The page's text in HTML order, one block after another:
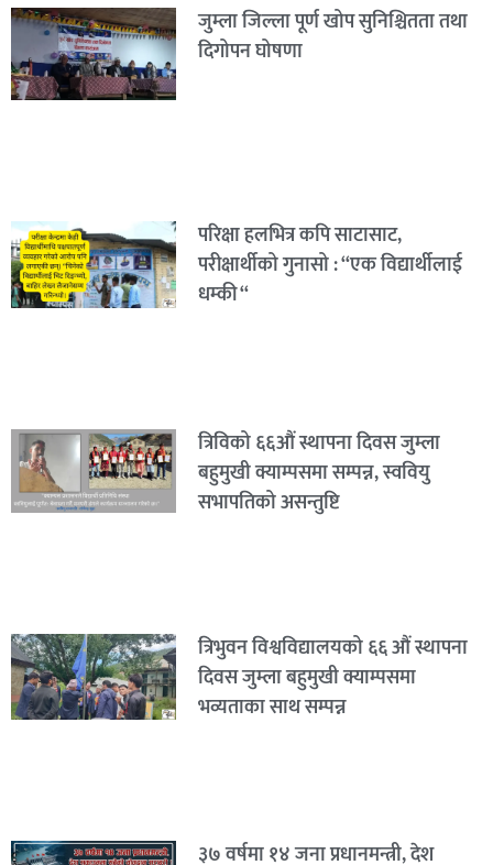
जुम्ला जिल्ला पूर्ण खोप सुनिश्चितता तथा
दिगोपन घोषणा
परिक्षा हलभित्र कपि साटासाट,
परीक्षार्थीको गुनासो : “एक विद्यार्थीलाई
धम्की “
त्रिविको ६६औं स्थापना दिवस जुम्ला
बहुमुखी क्याम्पसमा सम्पन्न, स्ववियु
सभापतिको असन्तुष्टि
त्रिभुवन विश्वविद्यालयको ६६ औं स्थापना
दिवस जुम्ला बहुमुखी क्याम्पसमा
भव्यताका साथ सम्पन्न
३७ वर्षमा १४ जना प्रधानमन्त्री, देश